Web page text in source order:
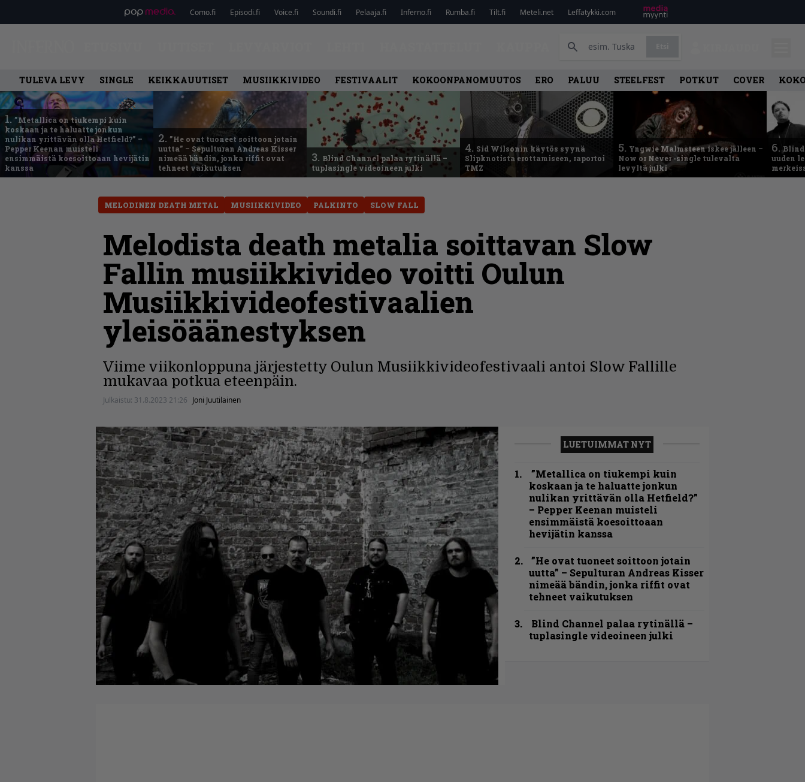
Como.fi Episodi.fi Voice.fi Soundi.fi Pelaaja.fi Inferno.fi Rumba.fi Tilt.fi Meteli.net Leffatykki.com
TULEVA LEVY SINGLE KEIKKAUUTISET MUSIIKKIVIDEO FESTIVAALIT KOKOONPANOMUUTOS ERO PALUU STEELFEST POTKUT COVER
1. ”Metallica on tiukempi kuin
koskaan ja te haluatte jonkun
nulikan yrittävän olla Hetfield?” –
Pepper Keenan muisteli
ensimmäistä koesoittoaan hevijätin
kanssa
2. ”He ovat tuoneet soittoon jotain
uutta” – Sepulturan Andreas Kisser
nimeää bändin, jonka riffit ovat
tehneet vaikutuksen
3. Blind Channel palaa rytinällä –
tuplasingle videoineen julki
4. Sid Wilsonin käytös syynä
Slipknotista erottamiseen, raportoi
TMZ
5. Yngwie Malmsteen iskee jälleen –
Now or Never -single tulevalta
levyltä julki
6.
uuden
MELODINEN DEATH METAL MUSIIKKIVIDEO PALKINTO SLOW FALL
Melodista death metalia soittavan Slow
Fallin musiikkivideo voitti Oulun
Musiikkivideofestivaalien
yleisöäänestyksen
Viime viikonloppuna järjestetty Oulun Musiikkivideofestivaali antoi Slow Fallille
mukavaa potkua eteenpäin.
Julkaistu: 31.8.2023 21:26 Joni Juutilainen
LUETUIMMAT NYT
”Metallica on tiukempi kuin
koskaan ja te haluatte jonkun
nulikan yrittävän olla Hetfield?”
– Pepper Keenan muisteli
ensimmäistä koesoittoaan
hevijätin kanssa
”He ovat tuoneet soittoon jotain
uutta” – Sepulturan Andreas Kisser
nimeää bändin, jonka riffit ovat
tehneet vaikutuksen
Blind Channel palaa rytinällä –
tuplasingle videoineen julki